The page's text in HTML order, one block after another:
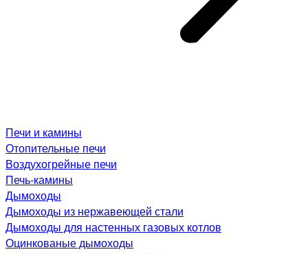
Печи и камины
Отопительные печи
Воздухогрейные печи
Печь-камины
Дымоходы
Дымоходы из нержавеющей стали
Дымоходы для настенных газовых котлов
Оцинкованые дымоходы